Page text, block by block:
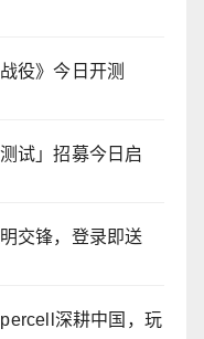
役》今日开测
试」招募今日启
交锋，登录即送
深耕中国，玩